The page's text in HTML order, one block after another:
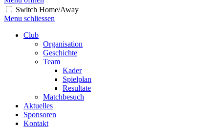
Switch Home/Away
Menu schliessen
Club
Organisation
Geschichte
Team
Kader
Spielplan
Resultate
Matchbesuch
Aktuelles
Sponsoren
Kontakt